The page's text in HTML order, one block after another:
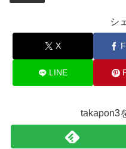
シ
X
LINE
takapon3